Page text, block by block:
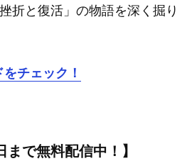
折と復活」の物語を深く掘り
チェック！
で無料配信中！】